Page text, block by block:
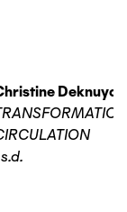
Deknuydt
s.d.